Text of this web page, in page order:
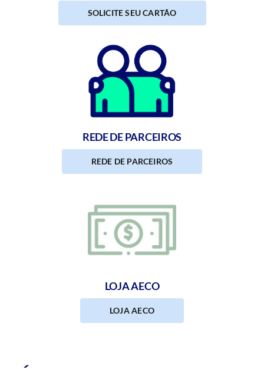
SOLICITE SEU CARTÃO
REDE DE PARCEIROS
REDE DE PARCEIROS
LOJA AECO
LOJA AECO